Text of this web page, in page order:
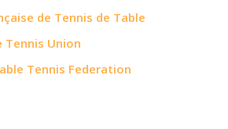
de Tennis de Table
Tennis Union
Tennis Federation